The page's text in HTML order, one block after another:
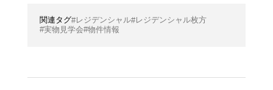
レジデンシャル レジデンシャル枚方
実物見学会 物件情報